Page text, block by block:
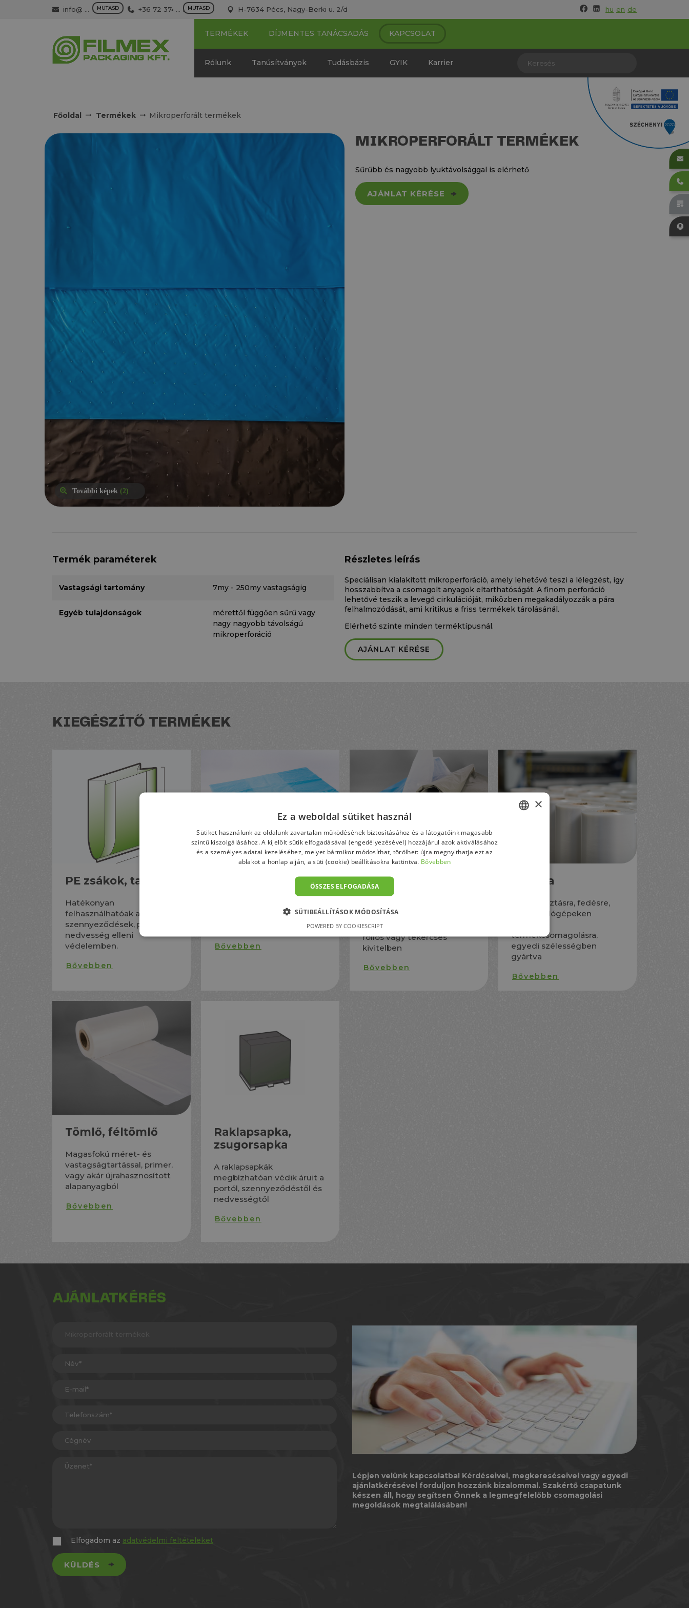
info@filmex.hu
... MUTASD +36 72 374 500
... MUTASD H-7634 Pécs, Nagy-Berki u. 2/d hu en de
TERMÉKEK DÍJMENTES TANÁCSADÁS KAPCSOLAT
Rólunk Tanúsítványok Tudásbázis GYIK Karrier
Főoldal Termékek Mikroperforált termékek
További képek (2)
MIKROPERFORÁLT TERMÉKEK
Sűrűbb és nagyobb lyuktávolsággal is elérhető
AJÁNLAT KÉRÉSE
Termék paraméterek
Vastagsági tartomány 7my - 250my vastagságig
Egyéb tulajdonságok
mérettől függően sűrű vagy
nagy nagyobb távolságú
mikroperforáció
Részletes leírás
Speciálisan kialakított mikroperforáció, amely lehetővé teszi a lélegzést, így
hosszabbítva a csomagolt anyagok eltarthatóságát. A finom perforáció
lehetővé teszik a levegő cirkulációját, miközben megakadályozzák a pára
felhalmozódását, ami kritikus a friss termékek tárolásánál.
Elérhető szinte minden terméktípusnál.
AJÁNLAT KÉRÉSE
KIEGÉSZÍTŐ TERMÉKEK
PE zsákok, tasakok
Hatékonyan
felhasználhatóak a
szennyeződések, por és a
nedvesség elleni
védelemben.
Bővebben
Primer ládabélelő
Redőzött vagy redő nélküli
Bővebben
Ipari zsákok,
tasakok
Primer és újrahasznosított
anyagból is talphegesztve,
rollos vagy tekercses
kivitelben
Bővebben
Síkfólia
Szétválasztásra, fedésre,
csomagológépeken
termékcsomagolásra,
egyedi szélességben
gyártva
Bővebben
Tömlő, féltömlő
Magasfokú méret- és
vastagságtartással, primer,
vagy akár újrahasznosított
alapanyagból
Bővebben
Raklapsapka,
zsugorsapka
A raklapsapkák
megbízhatóan védik áruit a
portól, szennyeződéstől és
nedvességtől
Bővebben
AJÁNLATKÉRÉS
Elfogadom az adatvédelmi feltételeket
KÜLDÉS
Lépjen velünk kapcsolatba! Kérdéseivel, megkereséseivel vagy egyedi
ajánlatkérésével forduljon hozzánk bizalommal. Szakértő csapatunk
készen áll, hogy segítsen Önnek a legmegfelelőbb csomagolási
megoldások megtalálásában!
×
Ez a weboldal sütiket használ
Sütiket használunk az oldalunk zavartalan működésének biztosításához és a látogatóink magasabb
szintű kiszolgálásához. A kijelölt sütik elfogadásával (engedélyezésével) hozzájárul azok aktiválásához
és a személyes adatai kezeléséhez, melyet bármikor módosíthat, törölhet: újra megnyithatja ezt az
ablakot a honlap alján, a süti (cookie) beállításokra kattintva. Bővebben
ÖSSZES ELFOGADÁSA
SÜTIBEÁLLÍTÁSOK MÓDOSÍTÁSA
POWERED BY COOKIESCRIPT